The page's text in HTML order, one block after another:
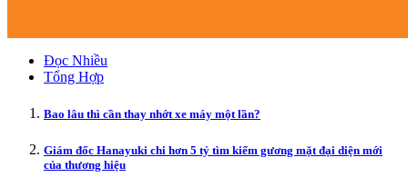
Đọc Nhiều
Tổng Hợp
Bao lâu thì cần thay nhớt xe máy một lần?
Giám đốc Hanayuki chi hơn 5 tỷ tìm kiếm gương mặt đại diện mới
của thương hiệu